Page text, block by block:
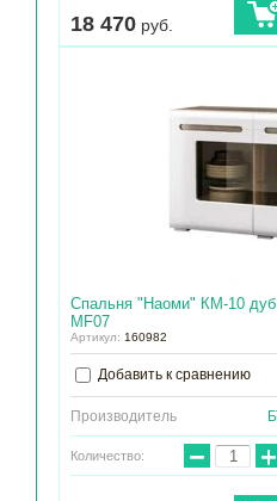
18 470 руб.
Спальня "Наоми" КМ-10 дуб
МF07
Артикул: 160982
Добавить к сравнению
Производитель
Количество: − +